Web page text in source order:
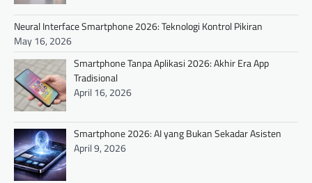
Neural Interface Smartphone 2026: Teknologi Kontrol Pikiran
May 16, 2026
Smartphone Tanpa Aplikasi 2026: Akhir Era App
Tradisional
April 16, 2026
Smartphone 2026: AI yang Bukan Sekadar Asisten
April 9, 2026